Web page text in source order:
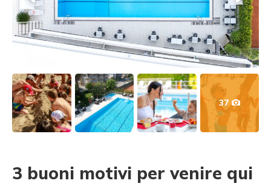
37
3 buoni motivi per venire qui